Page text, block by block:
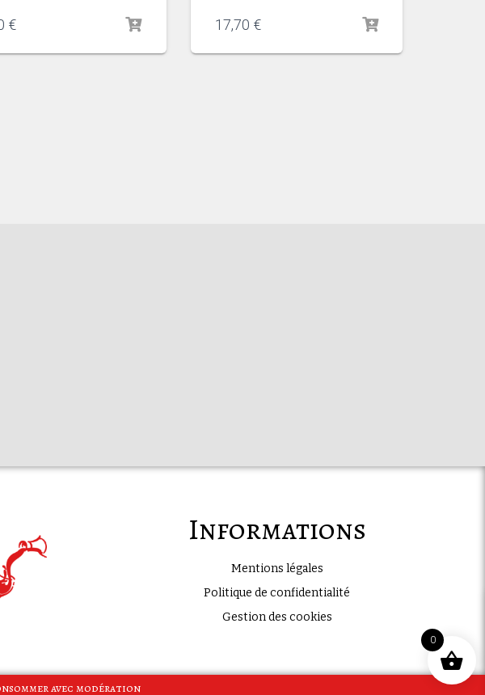
€ 17,70 €
Informations
Mentions légales
Politique de confidentialité
Gestion des cookies
avec modération
0